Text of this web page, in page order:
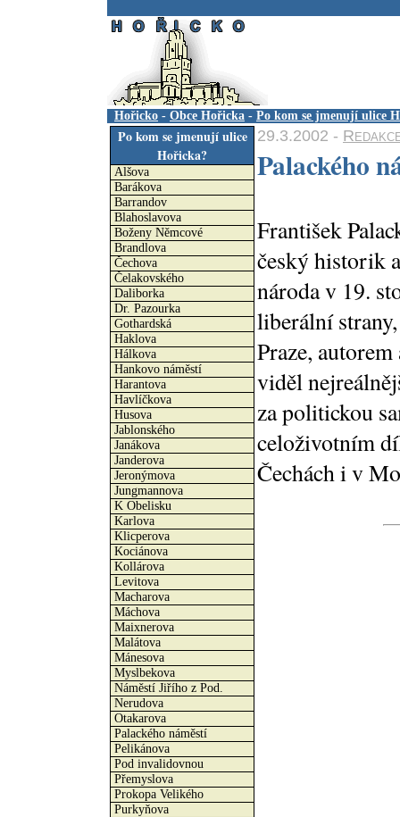
Hořicko - Obce Hořicka - Po kom se jmenují ulice
Po kom se jmenují ulice
Hořicka?
Alšova
Barákova
Barrandov
Blahoslavova
Boženy Němcové
Brandlova
Čechova
Čelakovského
Daliborka
Dr. Pazourka
Gothardská
Haklova
Hálkova
Hankovo náměstí
Harantova
Havlíčkova
Husova
Jablonského
Janákova
Janderova
Jeronýmova
Jungmannova
K Obelisku
Karlova
Klicperova
Kociánova
Kollárova
Levitova
Macharova
Máchova
Maixnerova
Malátova
Mánesova
Myslbekova
Náměstí Jiřího z Pod.
Nerudova
Otakarova
Palackého náměstí
Pelikánova
Pod invalidovnou
Přemyslova
Prokopa Velikého
Purkyňova
29.3.2002 -
Palackého
František
český historik
národa v 19.
liberální
Praze,
viděl
za politickou
celoživotním
Čechách i v